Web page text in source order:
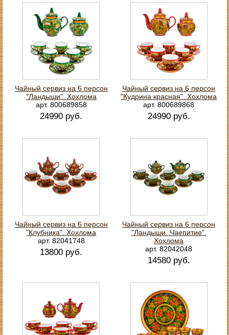
Чайный сервиз на 6 персон
"Ландыши". Хохлома
арт. 800689858
24990 руб.
Чайный сервиз на 6 персон
"Кудрина красная". Хохлома
арт. 800689868
24990 руб.
Чайный сервиз на 6 персон
"Клубника". Хохлома
арт. 82041748
13800 руб.
Чайный сервиз на 6 персон
"Ландыши. Чаепитие".
Хохлома
арт. 82042048
14580 руб.